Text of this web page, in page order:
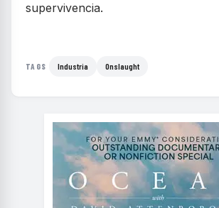
supervivencia.
TAGS Industria Onslaught